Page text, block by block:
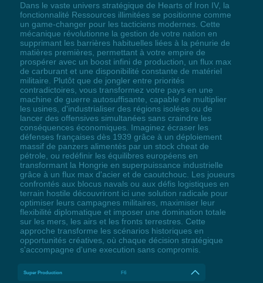
Dans le vaste univers stratégique de Hearts of Iron IV, la
fonctionnalité Ressources illimitées se positionne comme
un game-changer pour les tacticiens modernes. Cette
mécanique révolutionne la gestion de votre nation en
supprimant les barrières habituelles liées à la pénurie de
matières premières, permettant à votre empire de
prospérer avec un boost infini de production, un flux max
de carburant et une disponibilité constante de matériel
militaire. Plutôt que de jongler entre priorités
contradictoires, vous transformez votre pays en une
machine de guerre autosuffisante, capable de multiplier
les usines, d'industrialiser des régions isolées ou de
lancer des offensives simultanées sans craindre les
conséquences économiques. Imaginez écraser les
défenses françaises dès 1939 grâce à un déploiement
massif de panzers alimentés par un stock cheat de
pétrole, ou redéfinir les équilibres européens en
transformant la Hongrie en superpuissance industrielle
grâce à un flux max d'acier et de caoutchouc. Les joueurs
confrontés aux blocus navals ou aux défis logistiques en
terrain hostile découvriront ici une solution radicale pour
optimiser leurs campagnes militaires, maximiser leur
flexibilité diplomatique et imposer une domination totale
sur les mers, les airs et les fronts terrestres. Cette
approche transforme les scénarios historiques en
opportunités créatives, où chaque décision stratégique
s'accompagne d'une execution sans compromis.
Super Production F6